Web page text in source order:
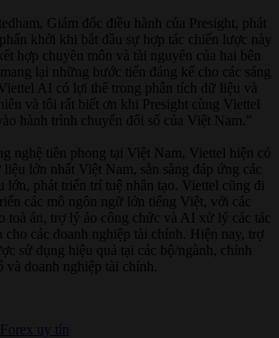
Giám đốc điều hành của Presight, phát
khởi khi bắt đầu sự hợp tác chiến lược này
hợp chuyên môn và tài nguyên của hai bên
lại những bước tiến đáng kể cho các sáng
AI có lợi thế trong phân tích dữ liệu và
và tôi rất biết ơn khi Presight cùng Viettel
hành trình chuyển đổi số của Việt Nam.”
nghệ tiên phong tại Việt Nam, Viettel hiện có
liệu lớn nhất Việt Nam, sẵn sàng đáp ứng các
lớn, phát triển trí tuệ nhân tạo. Viettel cũng đi
các mô ngôn ngữ lớn tiếng Việt, với các
toà án, trợ lý ảo công chức và AI xử lý các tác
cho các doanh nghiệp tài chính. Hiện nay, trợ
sử dụng hiệu quả tại các bộ/ngành, chính
doanh nghiệp tài chính.
uy tín